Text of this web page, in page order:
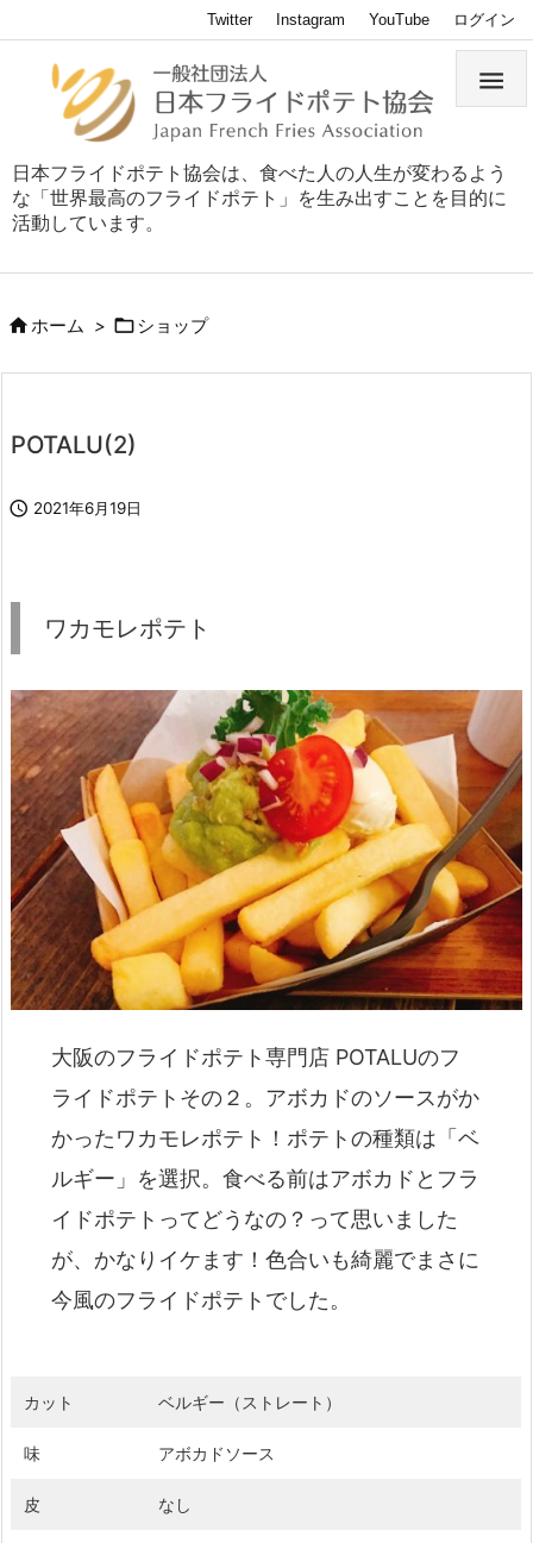
日本フライドポテト協会は、食べた人の人生が変わるよう
な「世界最高のフライドポテト」を生み出すことを目的に
活動しています。

Twitter Instagram YouTube ログイン
ホーム > ショップ
POTALU(2)
 2021年6月19日
ワカモレポテト
大阪のフライドポテト専門店 POTALUのフ
ライドポテトその２。アボカドのソースがか
かったワカモレポテト！ポテトの種類は「ベ
ルギー」を選択。食べる前はアボカドとフラ
イドポテトってどうなの？って思いました
が、かなりイケます！色合いも綺麗でまさに
今風のフライドポテトでした。
カット ベルギー（ストレート）
味 アボカドソース
皮 なし